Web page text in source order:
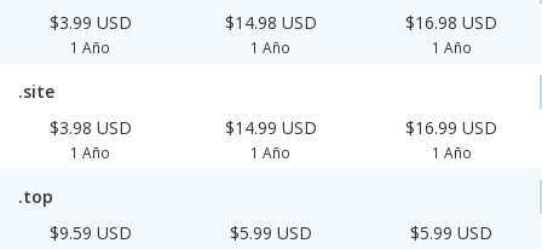
$3.99 USD
1 Año
$14.98 USD
1 Año
$16.98 USD
1 Año
.site
$3.98 USD
1 Año
$14.99 USD
1 Año
$16.99 USD
1 Año
.top
$9.59 USD
$5.99 USD $5.99 USD